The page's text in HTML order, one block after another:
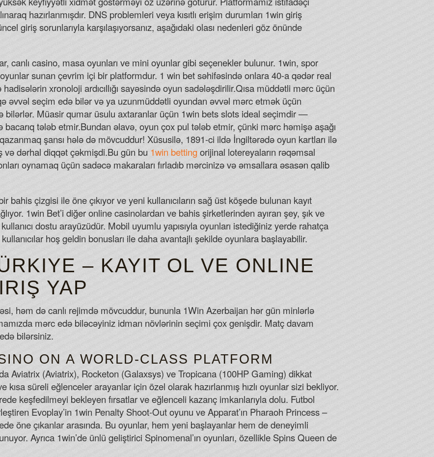
Postle has sought help.
Roulette Casinos In Canada
hazırlanmışdır. DNS problemleri veya kısıtlı erişim durumları 1win giriş
giriş sorunlarıyla karşılaşıyorsanız, aşağıdaki olası nedenleri göz önünde
canlı casino, masa oyunları ve mini oyunlar gibi seçenekler bulunur. 1win, spor
sunan çevrim içi bir platformdur. 1 win bet səhifəsində onlara 40-a qədər real
xronoloji ardıcıllığı sayəsində oyun sadələşdirilir.Qısa müddətli mərc üçün
əvvəl seçim edə bilər və ya uzunmüddətli oyundan əvvəl mərc etmək üçün
bilərlər. Müasir qumar üsulu axtaranlar üçün 1win bets slots ideal seçimdir —
bacarıq tələb etmir.Bundan əlavə, oyun çox pul tələb etmir, çünki mərc həmişə aşağı
şansı hələ də mövcuddur! Xüsusilə, 1891-ci ildə İngiltərədə oyun kartları ilə
və dərhal diqqət çəkmişdi.Bu gün bu 1win bettingorijinal lotereyaların rəqəmsal
oynamaq üçün sadəcə makaraları fırladıb mərcinizə və əmsallara əsasən qalib
bahis çizgisi ile öne çıkıyor ve yeni kullanıcıların sağ üst köşede bulunan kayıt
1win Bet’i diğer online casinolardan ve bahis şirketlerinden ayıran şey, şık ve
dostu arayüzüdür. Mobil uyumlu yapısıyla oyunları istediğiniz yerde rahatça
hoş geldin bonusları ile daha avantajlı şekilde oyunlara başlayabilir.
– KAYIT OL VE ONLINE
YAP
həm də canlı rejimdə mövcuddur, bununla 1Win Azerbaijan hər gün minlərlə
mərc edə biləcəyiniz idman növlərinin seçimi çox genişdir. Matç davam
bilərsiniz.
ON A WORLD-CLASS PLATFORM
Aviatrix (Aviatrix), Rocketon (Galaxsys) ve Tropicana (100HP Gaming) dikkat
kısa süreli eğlenceler arayanlar için özel olarak hazırlanmış hızlı oyunlar sizi bekliyor.
keşfedilmeyi bekleyen fırsatlar ve eğlenceli kazanç imkanlarıyla dolu. Futbol
Evoplay’in 1win Penalty Shoot-Out oyunu ve Apparat’ın Pharaoh Princess –
öne çıkanlar arasında. Bu oyunlar, hem yeni başlayanlar hem de deneyimli
Ayrıca 1win’de ünlü geliştirici Spinomenal’ın oyunları, özellikle Spins Queen de